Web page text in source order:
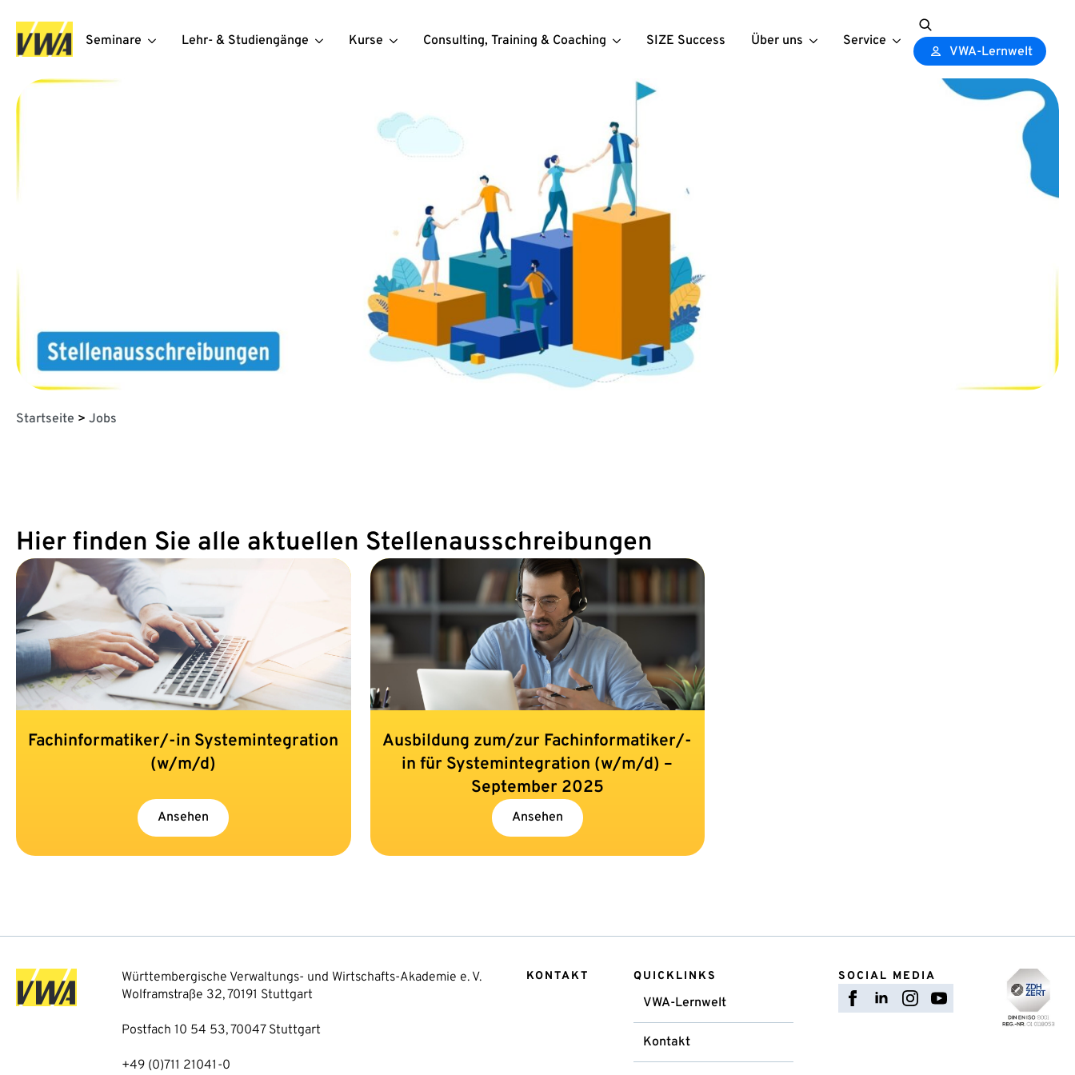
Seminare Lehr- & Studiengänge Kurse Consulting, Training & Coaching SIZE Success Über uns Service
Search
for:
VWA-Lernwelt
Startseite > Jobs
Hier finden Sie alle aktuellen Stellenausschreibungen
Fachinformatiker/-in Systemintegration
(w/m/d)
Ansehen
Ausbildung zum/zur Fachinformatiker/-
in für Systemintegration (w/m/d) –
September 2025
Ansehen
Württembergische Verwaltungs- und Wirtschafts-Akademie e. V.
Wolframstraße 32, 70191 Stuttgart
Postfach 10 54 53, 70047 Stuttgart
+49 (0)711 21041-0
KONTAKT QUICKLINKS
VWA-Lernwelt
Kontakt
SOCIAL MEDIA